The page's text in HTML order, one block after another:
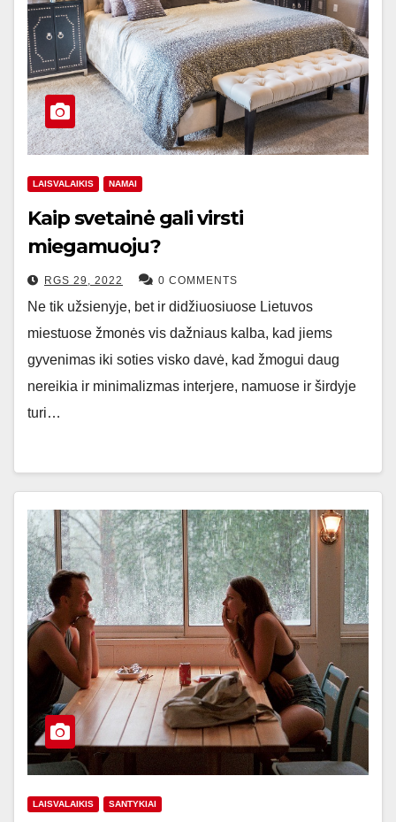
LAISVALAIKIS NAMAI
Kaip svetainė gali virsti
miegamuoju?
RGS 29, 2022 0 COMMENTS
Ne tik užsienyje, bet ir didžiuosiuose Lietuvos
miestuose žmonės vis dažniaus kalba, kad jiems
gyvenimas iki soties visko davė, kad žmogui daug
nereikia ir minimalizmas interjere, namuose ir širdyje
turi…
LAISVALAIKIS SANTYKIAI